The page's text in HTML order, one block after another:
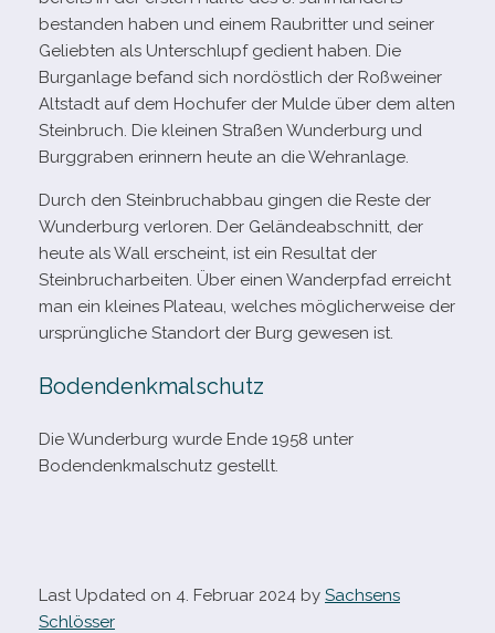
bestan­den haben und einem Raubritter und sei­ner
Geliebten als Unterschlupf gedient haben. Die
Burganlage befand sich nord­öst­lich der Roßweiner
Altstadt auf dem Hochufer der Mulde über dem alten
Steinbruch. Die klei­nen Straßen Wunderburg und
Burggraben erin­nern heute an die Wehranlage.
Durch den Steinbruchabbau gin­gen die Reste der
Wunderburg ver­lo­ren. Der Geländeabschnitt, der
heute als Wall erscheint, ist ein Resultat der
Steinbrucharbeiten. Über einen Wanderpfad erreicht
man ein klei­nes Plateau, wel­ches mög­li­cher­weise der
ursprüng­li­che Standort der Burg gewe­sen ist.
Bodendenkmalschutz
Die Wunderburg wurde Ende 1958 unter
Bodendenkmalschutz gestellt.
Last Updated on 4. Februar 2024 by Sachsens
Schlösser